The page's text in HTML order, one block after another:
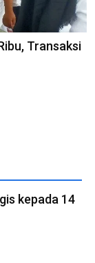
Transaksi
kepada 14